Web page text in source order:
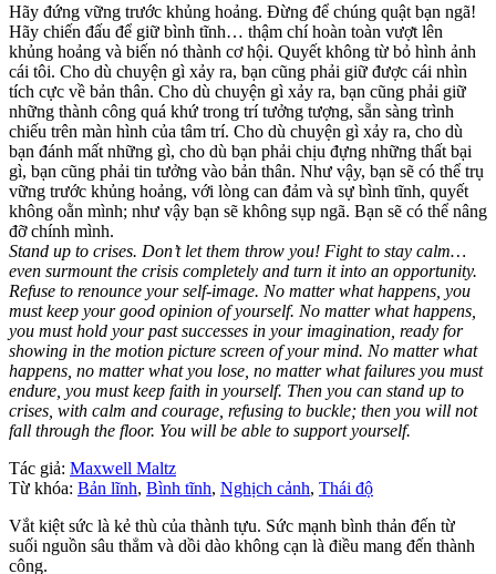
Hãy đứng vững trước khủng hoảng. Đừng để chúng quật bạn ngã!
Hãy chiến đấu để giữ bình tĩnh… thậm chí hoàn toàn vượt lên
khủng hoảng và biến nó thành cơ hội. Quyết không từ bỏ hình ảnh
cái tôi. Cho dù chuyện gì xảy ra, bạn cũng phải giữ được cái nhìn
tích cực về bản thân. Cho dù chuyện gì xảy ra, bạn cũng phải giữ
những thành công quá khứ trong trí tưởng tượng, sẵn sàng trình
chiếu trên màn hình của tâm trí. Cho dù chuyện gì xảy ra, cho dù
bạn đánh mất những gì, cho dù bạn phải chịu đựng những thất bại
gì, bạn cũng phải tin tưởng vào bản thân. Như vậy, bạn sẽ có thể trụ
vững trước khủng hoảng, với lòng can đảm và sự bình tĩnh, quyết
không oằn mình; như vậy bạn sẽ không sụp ngã. Bạn sẽ có thể nâng
đỡ chính mình.
Stand up to crises. Don’t let them throw you! Fight to stay calm…
even surmount the crisis completely and turn it into an opportunity.
Refuse to renounce your self-image. No matter what happens, you
must keep your good opinion of yourself. No matter what happens,
you must hold your past successes in your imagination, ready for
showing in the motion picture screen of your mind. No matter what
happens, no matter what you lose, no matter what failures you must
endure, you must keep faith in yourself. Then you can stand up to
crises, with calm and courage, refusing to buckle; then you will not
fall through the floor. You will be able to support yourself.
Tác giả: Maxwell Maltz
Từ khóa: Bản lĩnh, Bình tĩnh, Nghịch cảnh, Thái độ
Vắt kiệt sức là kẻ thù của thành tựu. Sức mạnh bình thản đến từ
suối nguồn sâu thẳm và dồi dào không cạn là điều mang đến thành
công.